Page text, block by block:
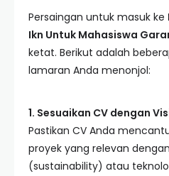
Persaingan untuk masuk ke
Ikn Untuk Mahasiswa
ketat. Berikut adalah
lamaran Anda menonjol:
1. Sesuaikan CV dengan
Pastikan CV Anda
proyek yang relevan
(sustainability) atau